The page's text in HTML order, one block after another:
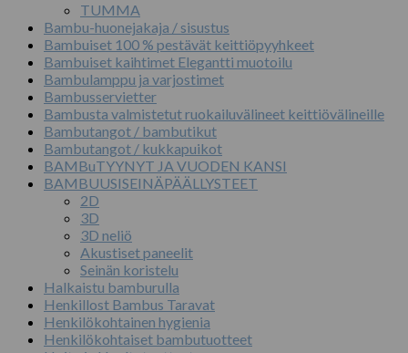
TUMMA
Bambu-huonejakaja / sisustus
Bambuiset 100 % pestävät keittiöpyyhkeet
Bambuiset kaihtimet Elegantti muotoilu
Bambulamppu ja varjostimet
Bambusservietter
Bambusta valmistetut ruokailuvälineet keittiövälineille
Bambutangot / bambutikut
Bambutangot / kukkapuikot
BAMBuTYYNYT JA VUODEN KANSI
BAMBUUSISEINÄPÄÄLLYSTEET
2D
3D
3D neliö
Akustiset paneelit
Seinän koristelu
Halkaistu bamburulla
Henkillost Bambus Taravat
Henkilökohtainen hygienia
Henkilökohtaiset bambutuotteet